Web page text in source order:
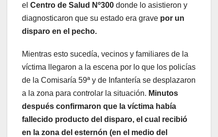
el Centro de Salud Nº300 donde lo asistieron y
diagnosticaron que su estado era grave por un
disparo en el pecho.
Mientras esto sucedía, vecinos y familiares de la
víctima llegaron a la escena por lo que los policías
de la Comisaría 59ª y de Infantería se desplazaron
a la zona para controlar la situación. Minutos
después confirmaron que la víctima había
fallecido producto del disparo, el cual recibió
en la zona del esternón (en el medio del